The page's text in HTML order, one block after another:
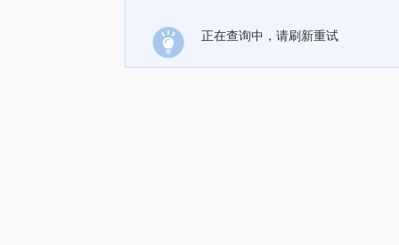
正在查询中，请刷新重试